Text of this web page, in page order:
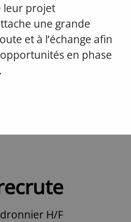
leur projet
une grande
et à l’échange afin
en phase
H/F